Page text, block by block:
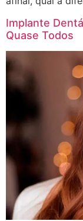
Implante
Quase Todos